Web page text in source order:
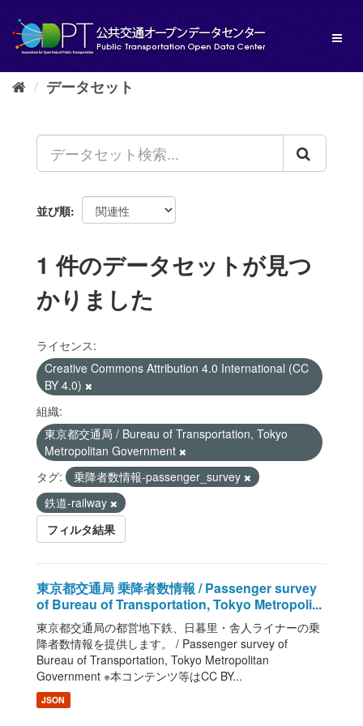
し
データセット
並び順
1 件のデータセットが見つ
かりました
ライセンス:
Creative Commons Attribution 4.0 International (CC
BY 4.0)
組織:
東京都交通局 / Bureau of Transportation, Tokyo
Metropolitan Government
タグ:
乗降者数情報-passenger_survey
鉄道-railway
フィルタ結果
東京都交通局 乗降者数情報 / Passenger survey
of Bureau of Transportation, Tokyo Metropoli...
東京都交通局の都営地下鉄、日暮里・舎人ライナーの乗
降者数情報を提供します。 / Passenger survey of
Bureau of Transportation, Tokyo Metropolitan
Government ※本コンテンツ等はCC BY...
JSON